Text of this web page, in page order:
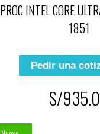
PROC INTEL CORE
1851
Pedir una
S/